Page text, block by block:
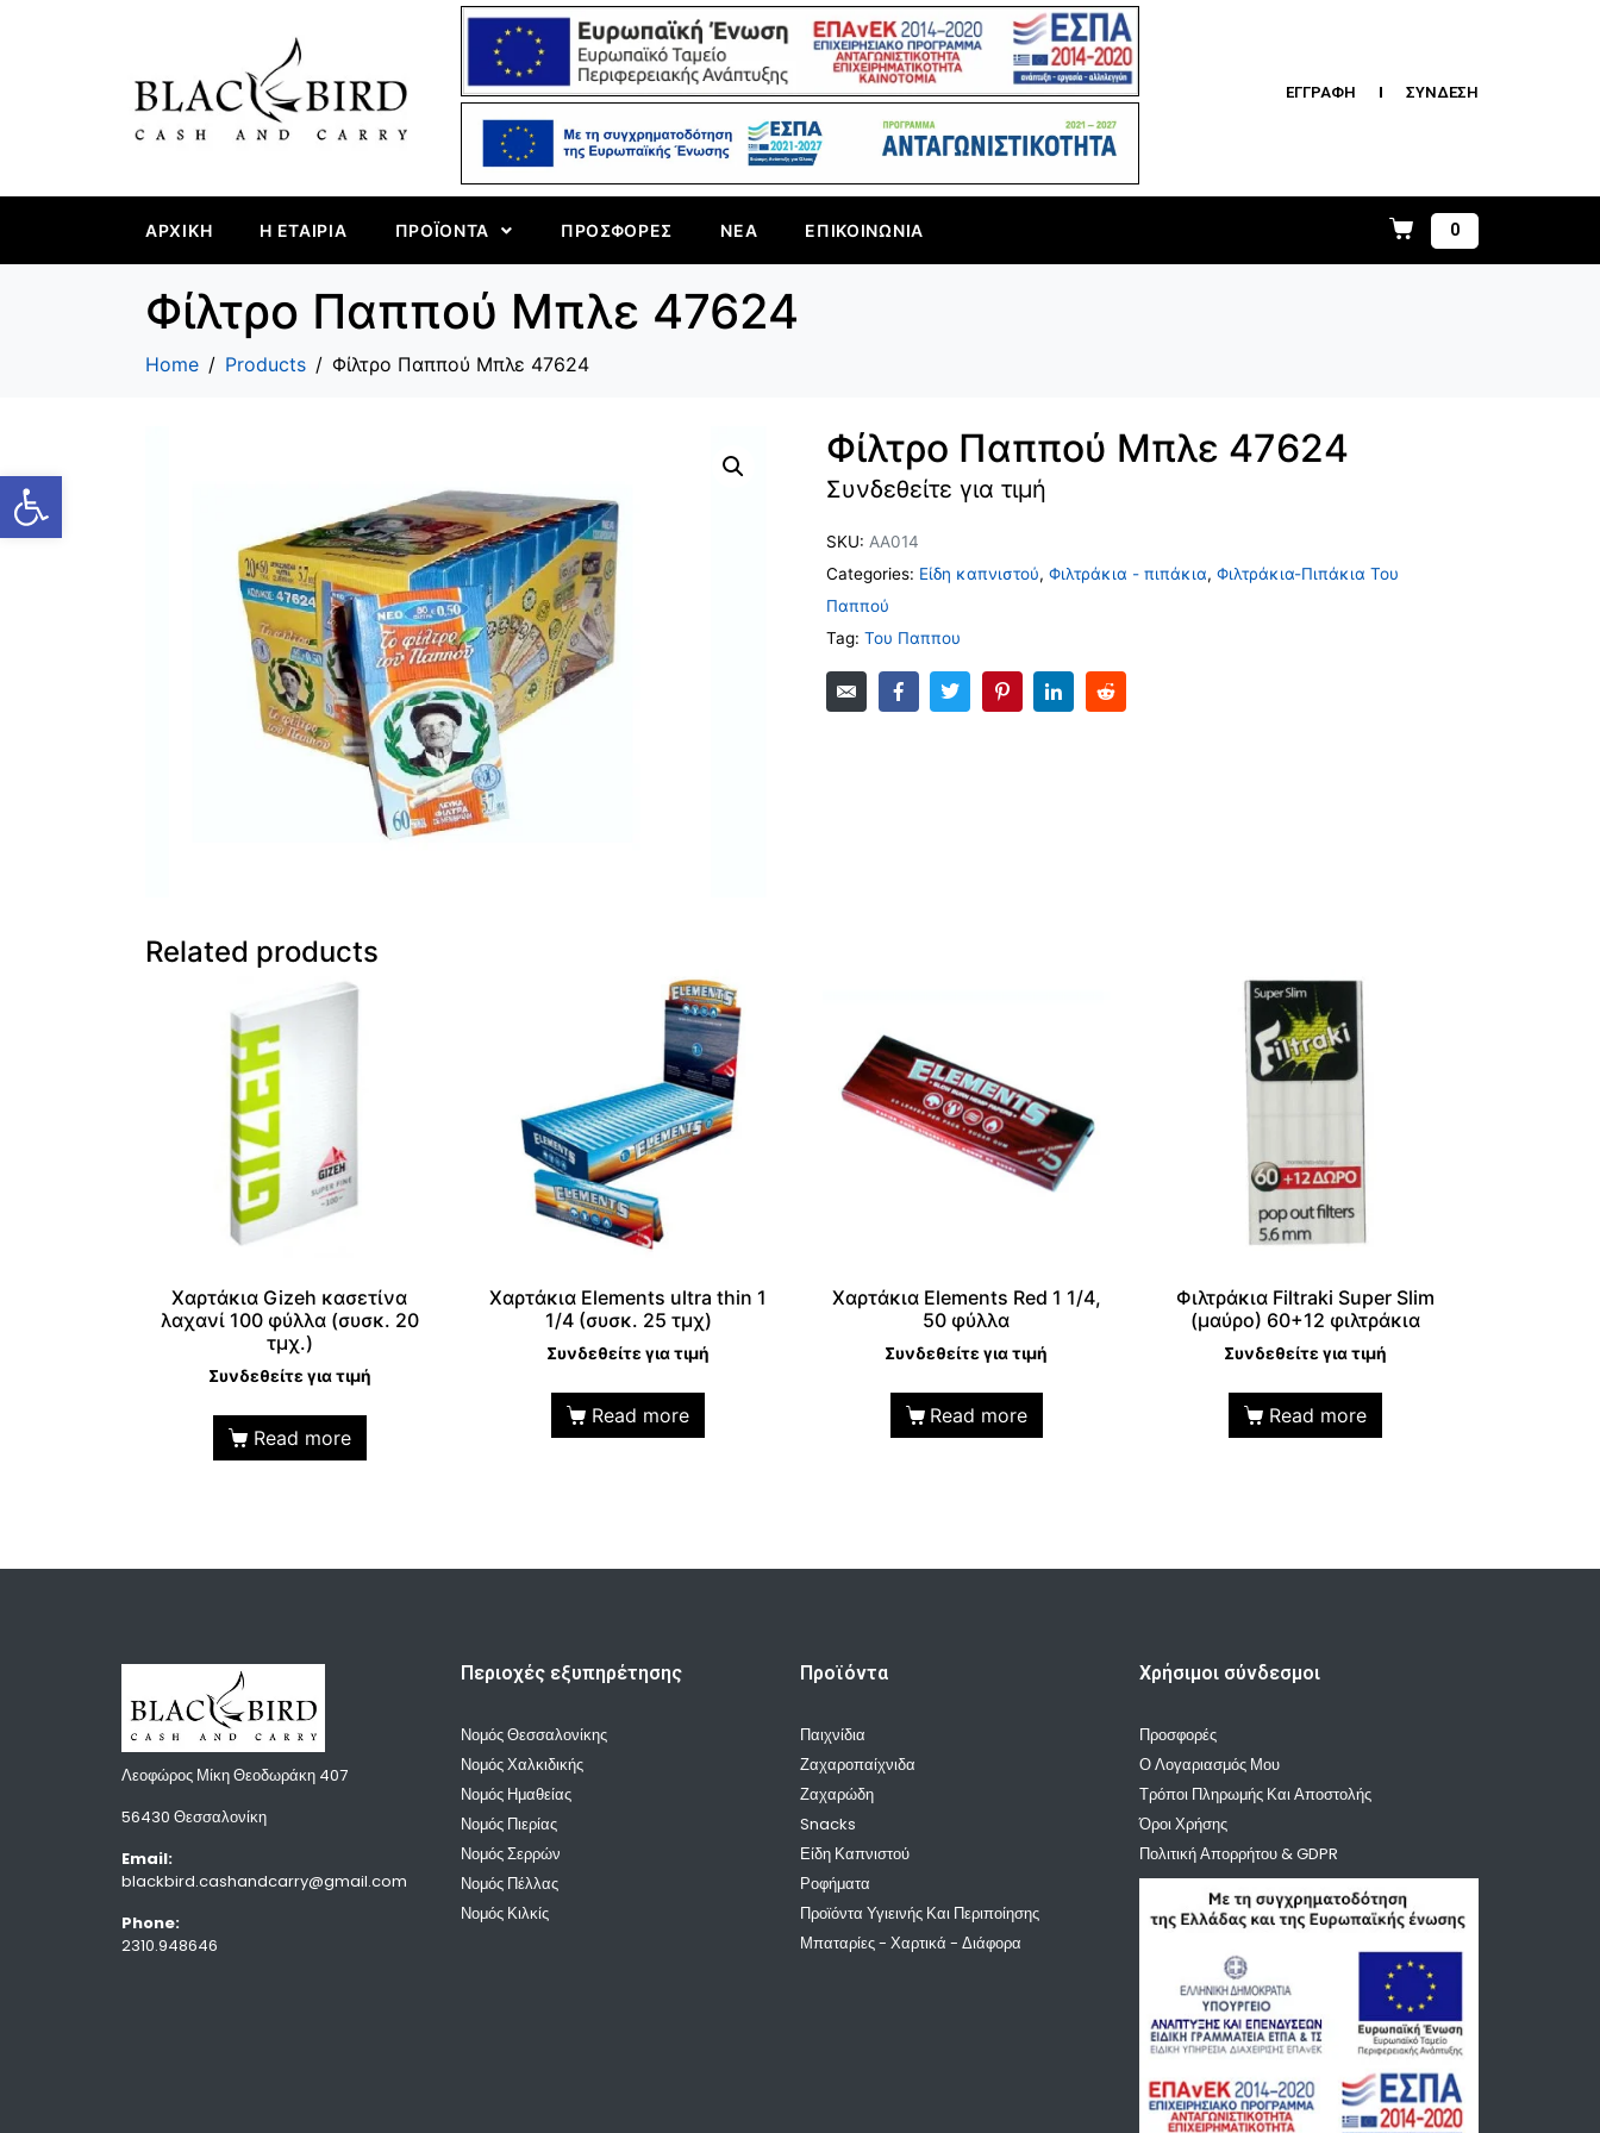
Ανοίξτε τη γραμμή εργαλείων
ΕΓΓΡΑΦΗ ΣΥΝΔΕΣΗ
ΑΡΧΙΚΉ Η ΕΤΑΙΡΊΑ ΠΡΟΪΌΝΤΑ ΠΡΟΣΦΟΡΈΣ ΝΈΑ ΕΠΙΚΟΙΝΩΝΊΑ 0
Φίλτρο Παππού Μπλε 47624
Home Products Φίλτρο Παππού Μπλε 47624
Φίλτρο Παππού Μπλε 47624
Συνδεθείτε για τιμή
SKU: ΑΑ014
Categories: Είδη καπνιστού, Φιλτράκια - πιπάκια, Φιλτράκια-Πιπάκια Του
Παππού
Tag: Του Παππου
Related products
Χαρτάκια Gizeh κασετίνα
λαχανί 100 φύλλα (συσκ. 20
τμχ.)
Συνδεθείτε για τιμή
Read more
Χαρτάκια Elements ultra thin 1
1/4 (συσκ. 25 τμχ)
Συνδεθείτε για τιμή
Read more
Χαρτάκια Elements Red 1 1/4,
50 φύλλα
Συνδεθείτε για τιμή
Read more
Φιλτράκια Filtraki Super Slim
(μαύρο) 60+12 φιλτράκια
Συνδεθείτε για τιμή
Read more
Λεοφώρος Μίκη Θεοδωράκη 407
56430 Θεσσαλονίκη
Email:
blackbird.cashandcarry@gmail.com
Phone:
2310.948646
Περιοχές εξυπηρέτησης
Νομός Θεσσαλονίκης
Νομός Χαλκιδικής
Νομός Ημαθείας
Νομός Πιερίας
Νομός Σερρών
Νομός Πέλλας
Νομός Κιλκίς
Προϊόντα
Παιχνίδια
Ζαχαροπαίχνιδα
Ζαχαρώδη
Snacks
Είδη Καπνιστού
Ροφήματα
Προϊόντα Υγιεινής Και Περιποίησης
Μπαταρίες - Χαρτικά - Διάφορα
Χρήσιμοι σύνδεσμοι
Προσφορές
Ο Λογαριασμός Μου
Τρόποι Πληρωμής Και Αποστολής
Όροι Χρήσης
Πολιτική Απορρήτου & GDPR